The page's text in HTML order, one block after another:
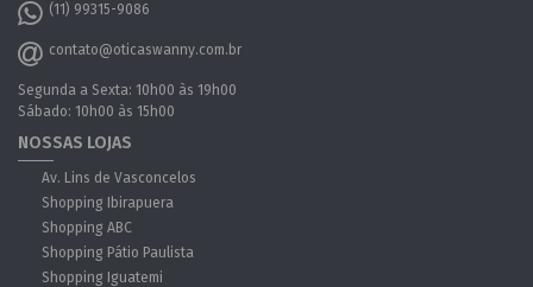
(11) 99315-9086
contato@oticaswanny.com.br
Segunda a Sexta: 10h00 às 19h00
Sábado: 10h00 às 15h00
NOSSAS LOJAS
Av. Lins de Vasconcelos
Shopping Ibirapuera
Shopping ABC
Shopping Pátio Paulista
Shopping Iguatemi